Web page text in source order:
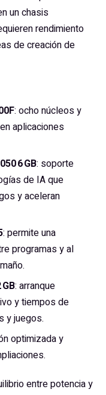
un chasis
rendimiento
de creación de
: ocho núcleos y
aplicaciones
6 GB: soporte
de IA que
y aceleran
: permite una
programas y al
: arranque
y tiempos de
y juegos.
optimizada y
entre potencia y